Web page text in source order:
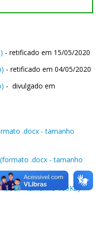
- retificado em 15/05/2020
- retificado em 04/05/2020
- divulgado em
.docx - tamanho
.docx - tamanho
- tamanho 109Kb)-